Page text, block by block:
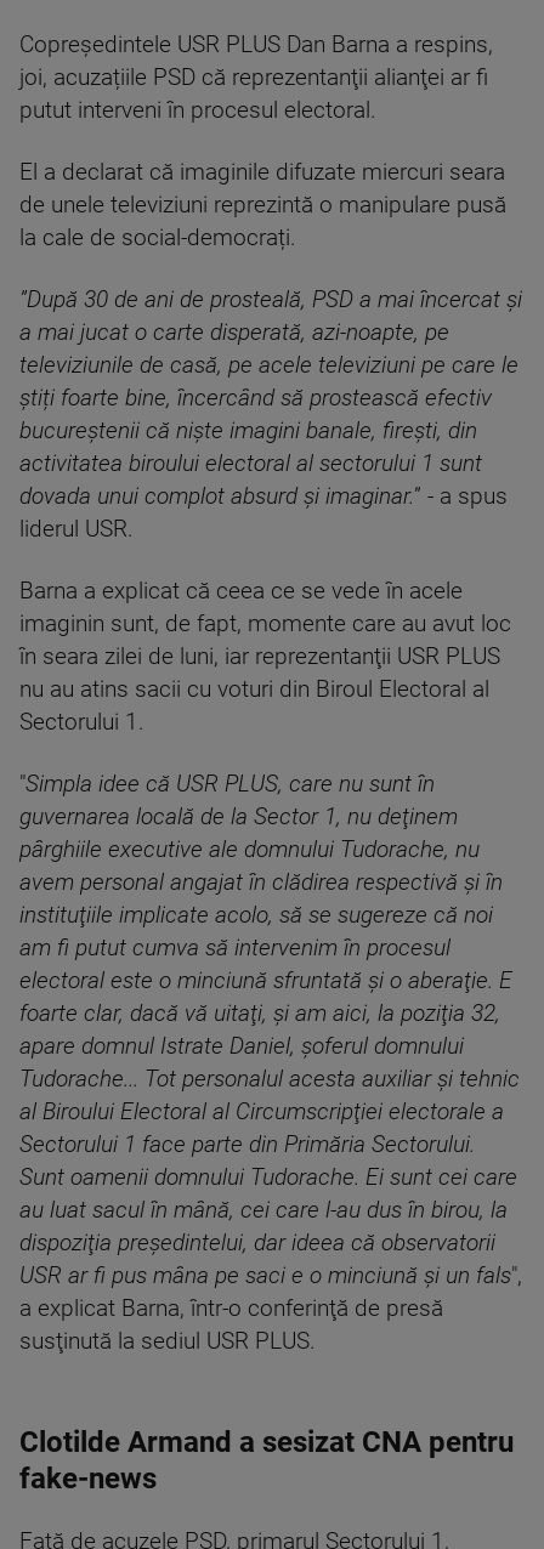
Copreşedintele USR PLUS Dan Barna a respins,
joi, acuzațiile PSD că reprezentanţii alianţei ar fi
putut interveni în procesul electoral.
El a declarat că imaginile difuzate miercuri seara
de unele televiziuni reprezintă o manipulare pusă
la cale de social-democrați.
”După 30 de ani de prosteală, PSD a mai încercat și
a mai jucat o carte disperată, azi-noapte, pe
televiziunile de casă, pe acele televiziuni pe care le
știți foarte bine, încercând să prostească efectiv
bucureștenii că niște imagini banale, firești, din
activitatea biroului electoral al sectorului 1 sunt
dovada unui complot absurd și imaginar.” - a spus
liderul USR.
Barna a explicat că ceea ce se vede în acele
imaginin sunt, de fapt, momente care au avut loc
în seara zilei de luni, iar reprezentanţii USR PLUS
nu au atins sacii cu voturi din Biroul Electoral al
Sectorului 1.
"Simpla idee că USR PLUS, care nu sunt în
guvernarea locală de la Sector 1, nu deţinem
pârghiile executive ale domnului Tudorache, nu
avem personal angajat în clădirea respectivă şi în
instituţiile implicate acolo, să se sugereze că noi
am fi putut cumva să intervenim în procesul
electoral este o minciună sfruntată şi o aberaţie. E
foarte clar, dacă vă uitaţi, şi am aici, la poziţia 32,
apare domnul Istrate Daniel, şoferul domnului
Tudorache... Tot personalul acesta auxiliar şi tehnic
al Biroului Electoral al Circumscripţiei electorale a
Sectorului 1 face parte din Primăria Sectorului.
Sunt oamenii domnului Tudorache. Ei sunt cei care
au luat sacul în mână, cei care l-au dus în birou, la
dispoziţia preşedintelui, dar ideea că observatorii
USR ar fi pus mâna pe saci e o minciună şi un fals",
a explicat Barna, într-o conferinţă de presă
susţinută la sediul USR PLUS.
Clotilde Armand a sesizat CNA pentru
fake-news
Față de acuzele PSD, primarul Sectorului 1,